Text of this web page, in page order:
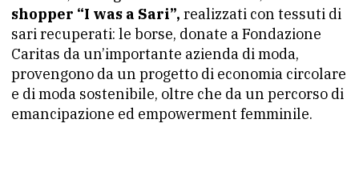
shopper “I was a Sari”, realizzati con tessuti di
sari recuperati: le borse, donate a Fondazione
Caritas da un’importante azienda di moda,
provengono da un progetto di economia circolare
e di moda sostenibile, oltre che da un percorso di
emancipazione ed empowerment femminile.